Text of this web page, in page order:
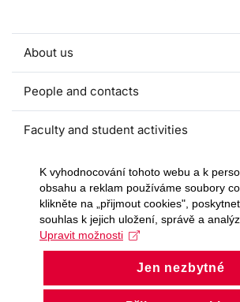
About us
People and contacts
Faculty and student activities
Projects and strategic partnerships
Documents
European sustainable development
Currently
K vyhodnocování tohoto webu a k
obsahu a reklam používáme soubory
klikněte na „přijmout cookies",
souhlas k jejich uložení, správě a
Upravit možnosti
Jen nezbytné